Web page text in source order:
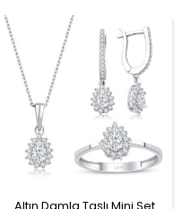
Altın Damla Taşlı Mini Set